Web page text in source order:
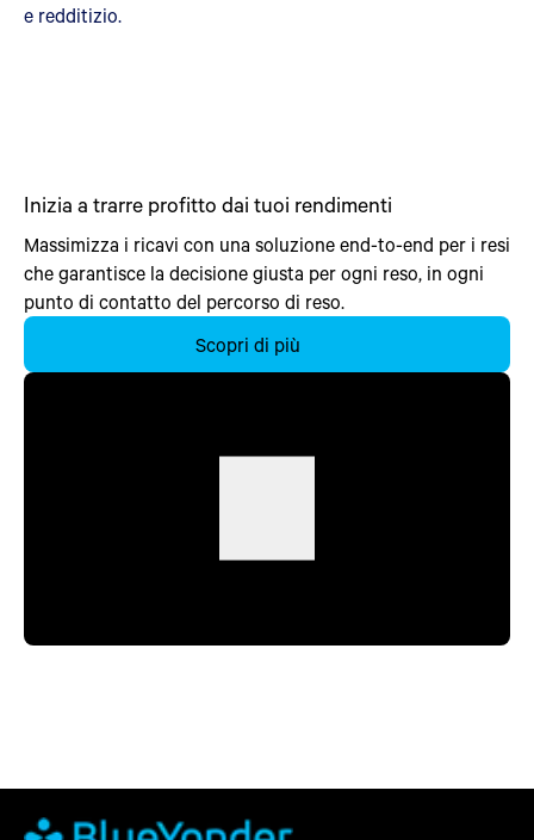
e redditizio.
Inizia a trarre profitto dai tuoi rendimenti
Massimizza i ricavi con una soluzione end-to-end per i resi
che garantisce la decisione giusta per ogni reso, in ogni
punto di contatto del percorso di reso.
Scopri di più